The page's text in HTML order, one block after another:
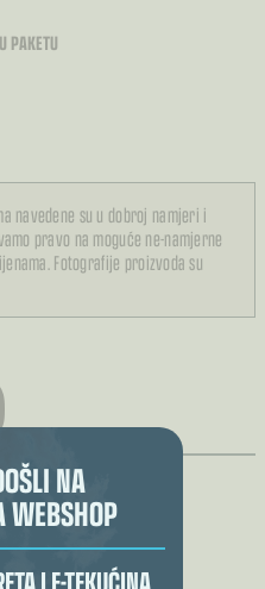
NA
WEBSHOP
I E-TEKUĆINA
PAKETU
navedene su u dobroj namjeri i
pravo na moguće ne-namjerne
Fotografije proizvoda su
mogu napisati recenziju.